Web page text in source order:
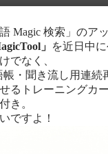
語を一番近いと感
索！
索も含め、詳しくは
Magic 検索」のア
」
を近日中に
でなく、
聞き流し用連続
るトレーニングカ
き。
ですよ！